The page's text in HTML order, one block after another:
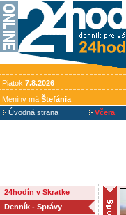
Piatok 7.8.2026
Meniny má Štefánia
Úvodná strana
Včera
24hodín v Skratke
Denník - Správy